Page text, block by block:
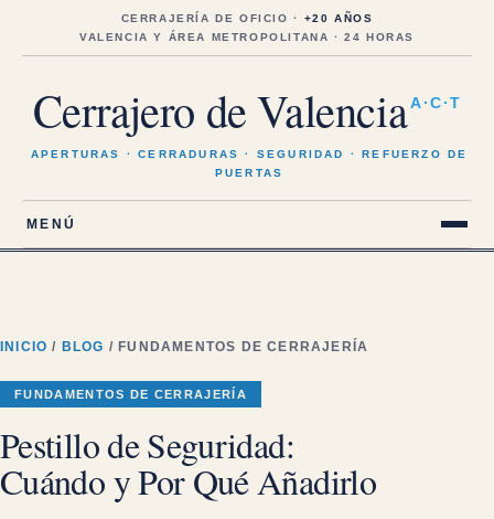
CERRAJERÍA DE OFICIO · +20 AÑOS
VALENCIA Y ÁREA METROPOLITANA · 24 HORAS
Cerrajero de Valencia A·C·T
APERTURAS · CERRADURAS · SEGURIDAD · REFUERZO DE
PUERTAS
MENÚ
INICIO / BLOG / FUNDAMENTOS DE CERRAJERÍA
FUNDAMENTOS DE CERRAJERÍA
Pestillo de Seguridad:
Cuándo y Por Qué Añadirlo